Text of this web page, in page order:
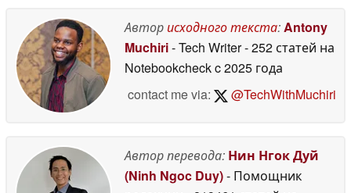
Авторисходного текста:Antony
Muchiri- Tech Writer- 252 статей на
Notebookcheckc 2025 года
contact me via:
@TechWithMuchiri
Автор перевода: Нин Нгок Дуй
(Ninh Ngoc Duy)- Помощник